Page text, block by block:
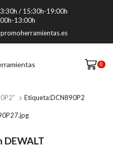
/ 15:30h-19:00h
13:00h
0
Etiqueta:DCN890P2